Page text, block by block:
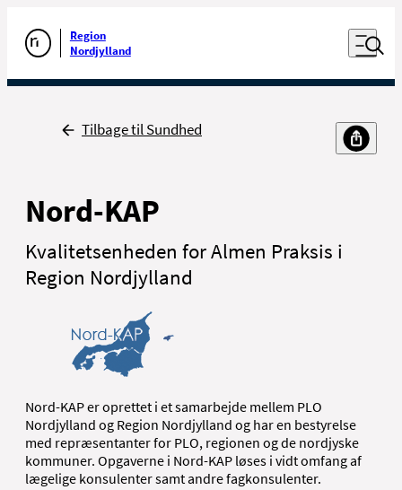
Gå til forsiden
Region
Nordjylland
Åben
Udfør søgning
Tilbage
Tilbage til Sundhed
Nord-KAP
Kvalitetsenheden for Almen Praksis i
Region Nordjylland
Nord-KAP er oprettet i et samarbejde mellem PLO
Nordjylland og Region Nordjylland og har en bestyrelse
med repræsentanter for PLO, regionen og de nordjyske
kommuner. Opgaverne i Nord-KAP løses i vidt omfang af
lægelige konsulenter samt andre fagkonsulenter.